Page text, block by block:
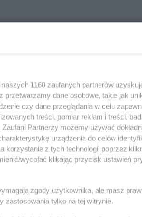
Budzów
Bukowina Tatrzańska
Bydgoszcz
Koliber
Koliber
Koliber
Czarnożyły
Czarny Dunajec
Koliber
Koliber
Grybów
1160 zaufanych partnerów
przetwarzamy dane osobowe, takie jak
czy dane przeglądania w celu
treści, pomiar reklam i treści,
Partnerzy możemy używać
urządzenia do celów
z tych technologii poprzez
wycofać klikając przycisk ustawień
zgody użytkownika, ale masz
zastosowania tylko na tej witrynie.